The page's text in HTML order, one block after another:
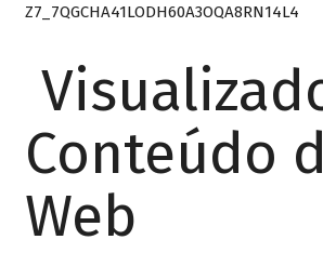
Z7_7QGCHA41LODH60A3OQA8RN14L4
Conteúdo
Web